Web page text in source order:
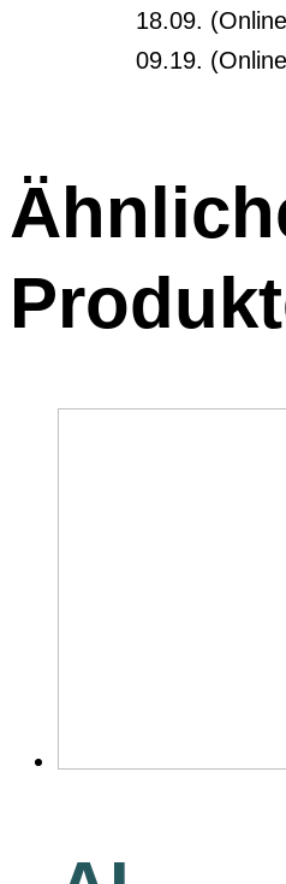
18.09.
09.19.